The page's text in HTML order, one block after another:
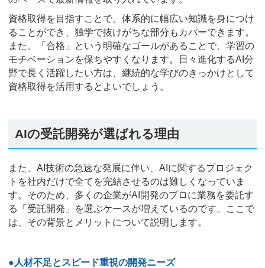
資格取得を目指すことで、体系的に幅広い知識を身につけ
ることができ、独学で抜けがちな部分もカバーできます。
また、「合格」という明確なゴールがあることで、学習の
モチベーションを保ちやすくなります。日々進化するAI分
野で長く活躍したい方は、継続的な学びのきっかけとして
資格取得を活用するとよいでしょう。
AIの受託開発が選ばれる理由
また、AI技術の急速な発展に伴い、AIに関するプロジェク
トを社内だけで全てを完結させるのは難しくなっていま
す。そのため、多くの企業がAI開発のプロに業務を委託す
る「受託開発」を選ぶケースが増えているのです。ここで
は、その背景とメリットについて説明します。
●人材不足とスピード重視の開発ニーズ